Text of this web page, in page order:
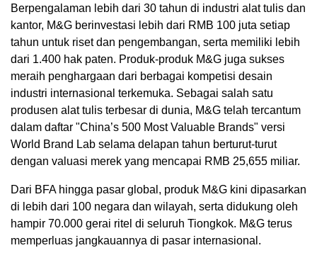
Berpengalaman lebih dari 30 tahun di industri alat tulis dan
kantor, M&G berinvestasi lebih dari RMB 100 juta setiap
tahun untuk riset dan pengembangan, serta memiliki lebih
dari 1.400 hak paten. Produk-produk M&G juga sukses
meraih penghargaan dari berbagai kompetisi desain
industri internasional terkemuka. Sebagai salah satu
produsen alat tulis terbesar di dunia, M&G telah tercantum
dalam daftar "China’s 500 Most Valuable Brands" versi
World Brand Lab selama delapan tahun berturut-turut
dengan valuasi merek yang mencapai RMB 25,655 miliar.
Dari BFA hingga pasar global, produk M&G kini dipasarkan
di lebih dari 100 negara dan wilayah, serta didukung oleh
hampir 70.000 gerai ritel di seluruh Tiongkok. M&G terus
memperluas jangkauannya di pasar internasional.